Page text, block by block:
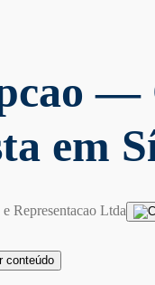
—
em
Representacao Ltda